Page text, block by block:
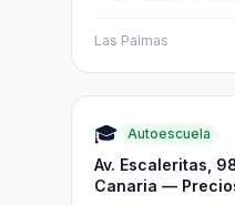
Las Palmas
🎓 Autoescuela
Av. Escaleritas,
Canaria —